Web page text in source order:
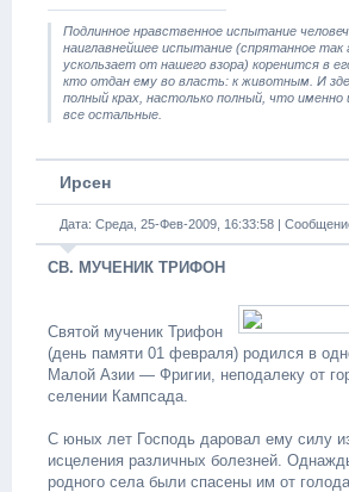
Подлинное нравственное испытание
наиглавнейшее испытание (спрятанное так
ускользает от нашего взора) коренится в
кто отдан ему во власть: к животным. И
полный крах, настолько полный, что
все остальные.
Ирсен
Дата: Среда, 25-Фев-2009, 16:33:58 |
СВ. МУЧЕНИК ТРИФОН
Святой мученик Трифон
(день памяти 01 февраля) родился в
Малой Азии — Фригии, неподалеку от
селении Кампсада.
С юных лет Господь даровал ему силу
исцеления различных болезней.
родного села были спасены им от